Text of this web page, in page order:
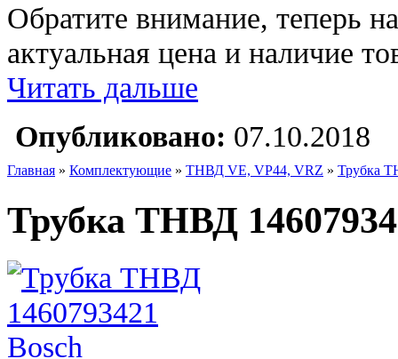
Обратите внимание, теперь
актуальная цена и наличие
Читать дальше
Опубликовано: 07.10.2018
Главная » Комплектующие » ТНВД VE, VP44, VRZ » Трубка
Трубка ТНВД